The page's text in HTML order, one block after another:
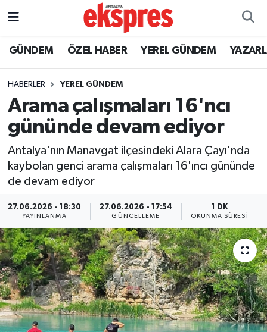
GÜNDEM ÖZEL HABER YEREL GÜNDEM
HABERLER YEREL GÜNDEM
Arama çalışmaları 16'ncı
gününde devam ediyor
Antalya'nın Manavgat ilçesindeki Alara Çayı'nda
kaybolan genci arama çalışmaları 16'ıncı gününde
de devam ediyor
27.06.2026 - 18:30
YAYINLANMA
27.06.2026 - 17:54
GÜNCELLEME
1 DK
OKUNMA SÜRESI
ÖZEL HABER
YEREL GÜNDEM
EKONOMİ
KÜLTÜR - SANAT
SİYASET
SAĞLIK
DÜNYA
EĞİTİM
Nöbetçi Eczaneler
Trafik Durumu
Süper Lig Puan Durumu ve Fikstür
Tüm Manşetler
Haber Arşivi